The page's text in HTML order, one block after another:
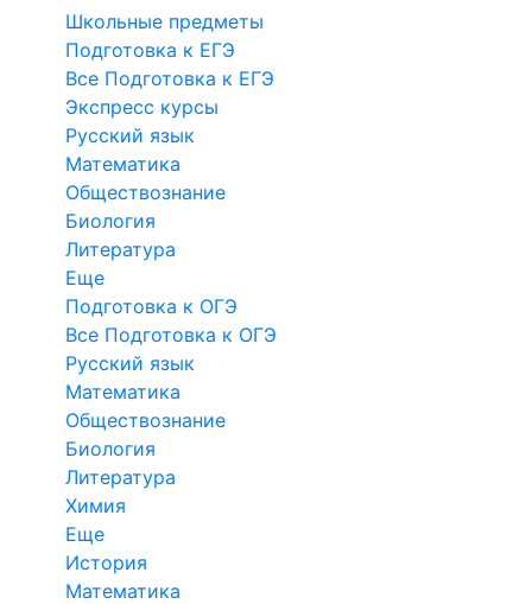
Школьные предметы
Подготовка к ЕГЭ
Все Подготовка к ЕГЭ
Экспресс курсы
Русский язык
Математика
Обществознание
Биология
Литература
Еще
Подготовка к ОГЭ
Все Подготовка к ОГЭ
Русский язык
Математика
Обществознание
Биология
Литература
Химия
Еще
История
Математика